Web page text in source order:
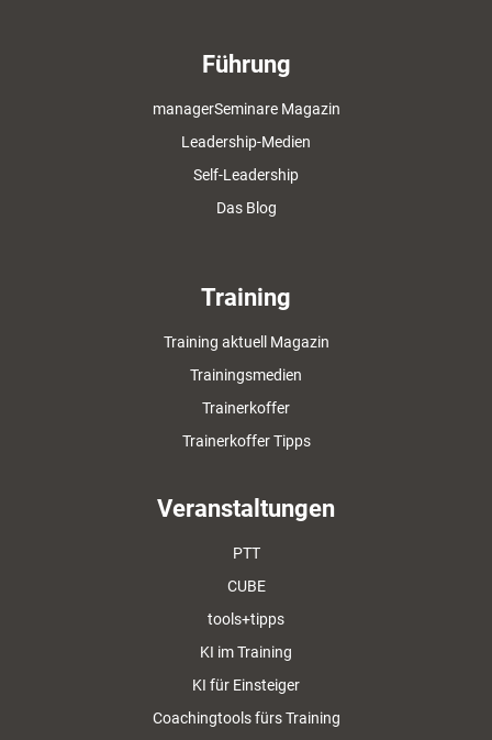
Führung
managerSeminare Magazin
Leadership-Medien
Self-Leadership
Das Blog
Training
Training aktuell Magazin
Trainingsmedien
Trainerkoffer
Trainerkoffer Tipps
Veranstaltungen
PTT
CUBE
tools+tipps
KI im Training
KI für Einsteiger
Coachingtools fürs Training